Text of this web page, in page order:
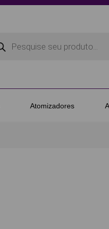
Atomizadores